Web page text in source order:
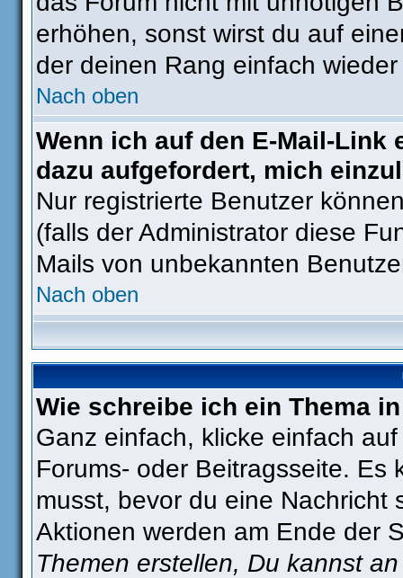
erhöhen, sonst wirst du auf
der deinen Rang einfach
Nach oben
Wenn ich auf den E-Mail-
dazu aufgefordert, mich
Nur registrierte Benutzer
(falls der Administrator diese
Mails von unbekannten
Nach oben
Wie schreibe ich ein Thema
Ganz einfach, klicke einfach
Forums- oder Beitragsseite. Es
musst, bevor du eine Nachricht
Aktionen werden am Ende der
Themen erstellen, Du kannst